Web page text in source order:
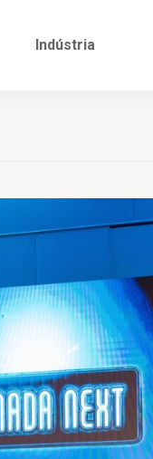
Indústria